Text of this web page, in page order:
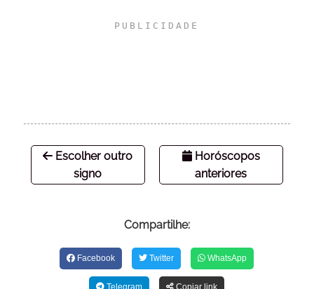
Escolher outro
signo
Horóscopos
anteriores
Compartilhe:
Facebook Twitter WhatsApp
Telegram Copiar link